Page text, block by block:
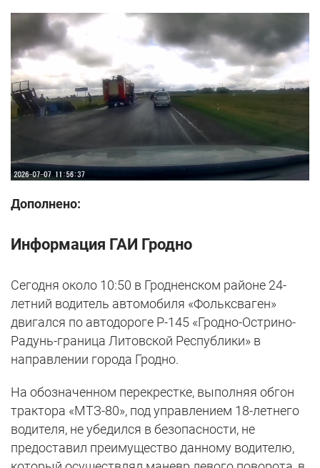
Дополнено:
Информация ГАИ Гродно
Сегодня около 10:50 в Гродненском районе 24-
летний водитель автомобиля «Фольксваген»
двигался по автодороге Р-145 «Гродно-Острино-
Радунь-граница Литовской Республики» в
направлении города Гродно.
На обозначенном перекрестке, выполняя обгон
трактора «МТЗ-80», под управлением 18-летнего
водителя, не убедился в безопасности, не
предоставил преимущество данному водителю,